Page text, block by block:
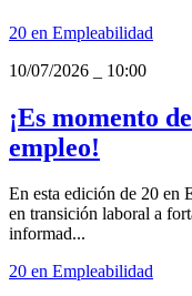
20 en Empleabilidad
10/07/2026
10:00
¡Es momento
empleo!
En esta edición de 20 en
en transición laboral a
informad...
20 en Empleabilidad